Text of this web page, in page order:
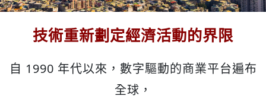
技術重新劃定經濟活動的界限
自 1990 年代以來，數字驅動的商業平台遍布
全球，